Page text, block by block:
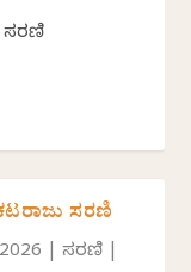
ಸರಣಿ
ಸರಣಿ
|ಸರಣಿ